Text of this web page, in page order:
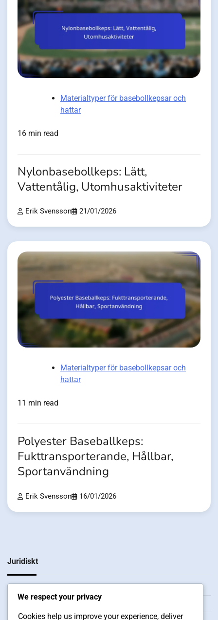
Materialtyper för basebollkepsar och
hattar
16 min read
Nylonbasebollkeps: Lätt,
Vattentålig, Utomhusaktiviteter
Erik Svensson 21/01/2026
Materialtyper för basebollkepsar och
hattar
11 min read
Polyester Baseballkeps:
Fukttransporterande, Hållbar,
Sportanvändning
Erik Svensson 16/01/2026
Juridiskt
Användarvillkor
We respect your privacy
Cookies help us improve your experience, deliver